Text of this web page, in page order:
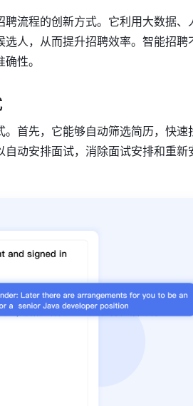
流程的创新方式。它利用大数据、
人，从而提升招聘效率。智能招聘
性。
首先，它能够自动筛选简历，快速
动安排面试，消除面试安排和重新